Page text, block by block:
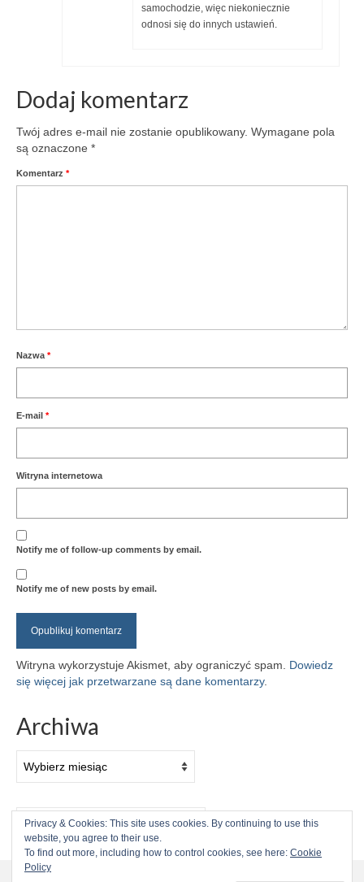
samochodzie, więc niekoniecznie
odnosi się do innych ustawień.
Dodaj komentarz
Twój adres e-mail nie zostanie opublikowany. Wymagane pola
są oznaczone *
Komentarz *
Nazwa *
E-mail *
Witryna internetowa
Notify me of follow-up comments by email.
Notify me of new posts by email.
Witryna wykorzystuje Akismet, aby ograniczyć spam. Dowiedz
się więcej jak przetwarzane są dane komentarzy.
Archiwa
Szuklaj
w:
Privacy & Cookies: This site uses cookies. By continuing to use this
website, you agree to their use.
To find out more, including how to control cookies, see here: Cookie
Policy
Kontynuując przebywanie na stronie, zgadzasz się na użycie